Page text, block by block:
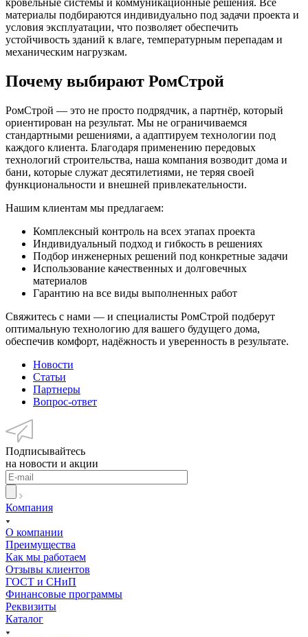
кровельные системы и коммуникационные решения. Все
материалы подбираются индивидуально под задачи проекта и
условия эксплуатации, что позволяет обеспечить
устойчивость зданий к влаге, температурным перепадам и
механическим нагрузкам.
Почему выбирают РомСтрой
РомСтрой — это не просто подрядчик, а партнёр, который
ориентирован на результат. Мы не ограничиваемся
стандартными решениями, а адаптируем технологии под
каждого клиента. Благодаря применению передовых
технологий строительства, наша компания возводит дома и
бани, которые служат десятилетиями, не теряя своей
функциональности и внешней привлекательности.
Нашим клиентам мы предлагаем:
Комплексный контроль на всех этапах проекта
Индивидуальный подход и гибкость в решениях
Подбор инженерных решений под конкретные задачи
Использование качественных и долговечных
материалов
Гарантию на все виды выполненных работ
Свяжитесь с нами — и специалисты РомСтрой подберут
оптимальную технологию для вашего будущего дома,
обеспечив комфорт, надёжность и уверенность в результате.
Новости
Статьи
Партнеры
Вопрос-ответ
Подписывайтесь
на новости и акции
Компания
О компании
Преимущества
Как мы работаем
Отзывы клиентов
ГОСТ и СНиП
Финансовые программы
Реквизиты
Каталог